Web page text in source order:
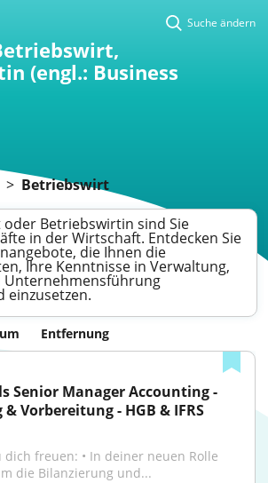
Suche ändern
(engl.: Business
> Betriebswirt
Betriebswirtin sind Sie
in der Wirtschaft. Entdecken Sie
die Ihnen die
Ihre Kenntnisse in Verwaltung,
Unternehmensführung
einzusetzen.
Entfernung
Senior Manager Accounting -
Vorbereitung - HGB & IFRS
freuen: • In deiner neuen Rolle
die Bilanzierung und...